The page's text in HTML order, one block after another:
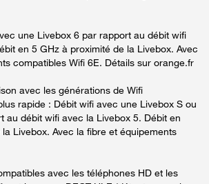
une Livebox 6 par rapport au débit wifi
en 5 GHz à proximité de la Livebox. Avec
compatibles Wifi 6E. Détails sur orange.fr
avec les générations de Wifi
rapide : Débit wifi avec une Livebox S ou
au débit wifi avec la Livebox 5. Débit en
Livebox. Avec la fibre et équipements
avec les téléphones HD et les